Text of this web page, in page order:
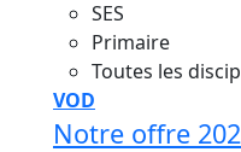
SES
Primaire
Toutes les
VOD
Notre offre